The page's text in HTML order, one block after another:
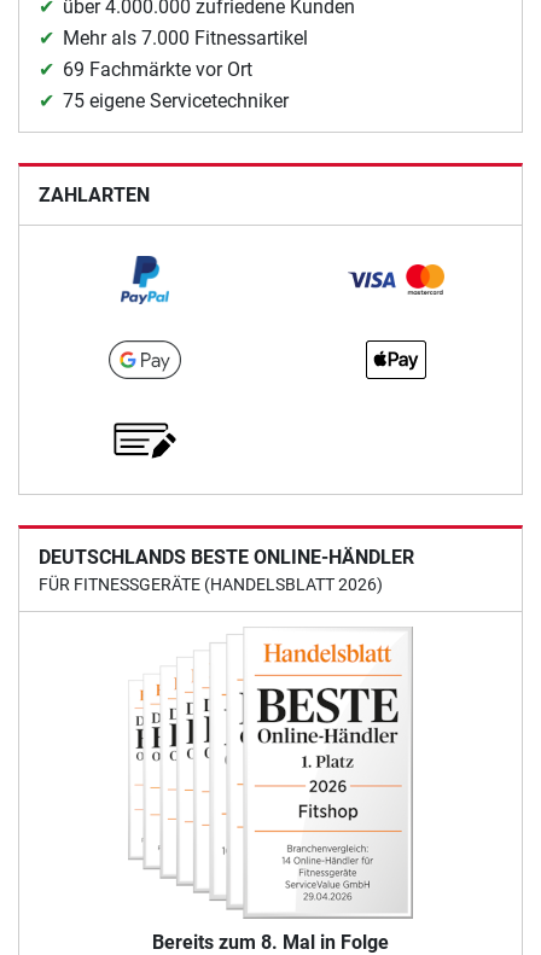
über 4.000.000 zufriedene Kunden
Mehr als 7.000 Fitnessartikel
69 Fachmärkte vor Ort
75 eigene Servicetechniker
ZAHLARTEN
DEUTSCHLANDS BESTE ONLINE-HÄNDLER
FÜR FITNESSGERÄTE (HANDELSBLATT 2026)
Bereits zum 8. Mal in Folge